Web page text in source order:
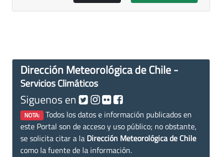
Dirección Meteorológica de Chile -
Servicios Climáticos
Siguenos en
NOTA: Todos los datos e información publicados en
este Portal son de acceso y uso público; no obstante,
se solicita citar a la Dirección Meteorológica de Chile
como la fuente de la información.